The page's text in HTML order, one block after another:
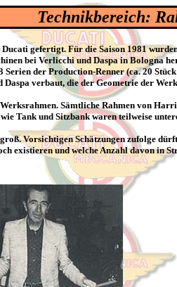
Technikbereich:
gefertigt. Für die Saison 1981
bei Verlicchi und Daspa in Bologna
der Production-Renner (ca. 20
Daspa verbaut, die der Geometrie der
Sämtliche Rahmen von
Tank und Sitzbank waren teilweise
Vorsichtigen Schätzungen zufolge
existieren und welche Anzahl davon in